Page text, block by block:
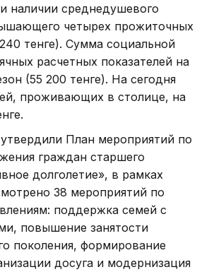
наличии среднедушевого
четырех прожиточных
тенге). Сумма социальной
расчетных показателей на
(55 200 тенге). На сегодня
проживающих в столице, на
План мероприятий по
граждан старшего
долголетие», в рамках
38 мероприятий по
поддержка семей с
повышение занятости
поколения, формирование
досуга и модернизация